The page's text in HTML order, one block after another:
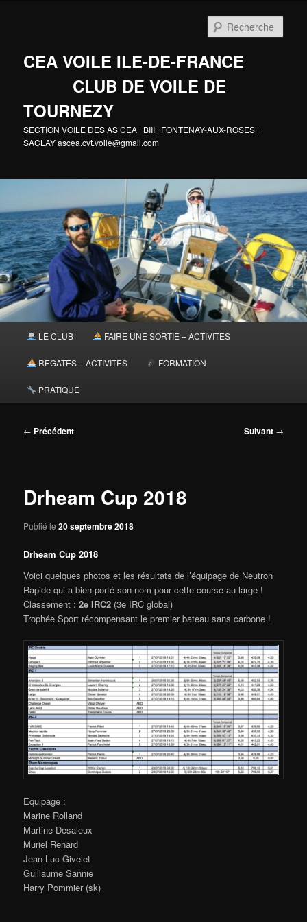
CEA VOILE ILE-DE-FRANCE
CLUB DE VOILE DE
TOURNEZY
SECTION VOILE DES AS CEA | BIII | FONTENAY-AUX-ROSES |
SACLAY ascea.cvt.voile@gmail.com
principal
LE CLUB FAIRE UNE SORTIE – ACTIVITES
REGATES – ACTIVITES FORMATION
PRATIQUE
Navigation
← Précédent Suivant →
Drheam Cup 2018
Publié le20 septembre 2018
Drheam Cup 2018
Voici quelques photos et les résultats de l’équipage de Neutron
Rapide qui a bien porté son nom pour cette course au large !
Classement :2e IRC2 (3e IRC global)
Trophée Sport récompensant le premier bateau sans carbone !
Equipage :
Marine Rolland
Martine Desaleux
Muriel Renard
Jean-Luc Givelet
Guillaume Sannie
Harry Pommier (sk)